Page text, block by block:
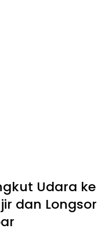
Udara ke
dan Longsor